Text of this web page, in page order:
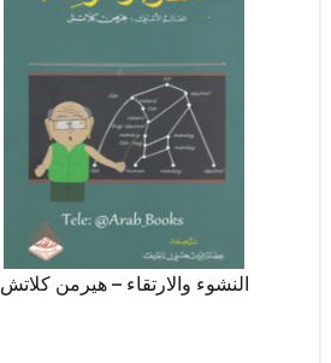
النشوء والارتقاء – هيرمن كلاتش